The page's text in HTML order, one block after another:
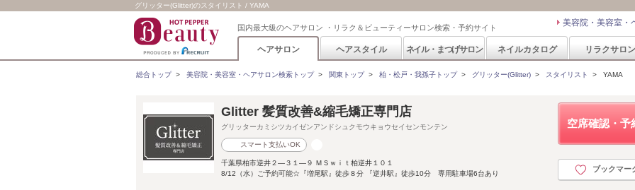
グリッター(Glitter)のスタイリスト / YAMA
国内最大級のヘアサロン ・リラク＆ビューティーサロン検索・予約サイト 美容院・美容室・
ヘアサロン ヘアスタイル ネイル・まつげサロン ネイルカタログ リラクサロン
総合トップ> 美容院・美容室・ヘアサロン検索トップ> 関東トップ> 柏・松戸・我孫子トップ> グリッター(Glitter) > スタイリスト > YAMA
空席確認・予
ブックマー
Glitter 髪質改善&縮毛矯正専門店
グリッターカミシツカイゼンアンドシュクモウキョウセイセンモンテン
スマート支払いOK
千葉県柏市逆井２―３１―９ ＭＳｗｉｔ柏逆井１０１
8/12（水）ご予約可能☆『増尾駅』徒歩８分 『逆井駅』徒歩10分 専用駐車場6台あり